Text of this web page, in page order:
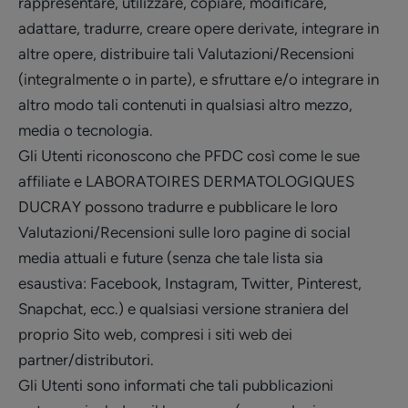
adattare, tradurre, creare opere derivate, integrare in
altre opere, distribuire tali Valutazioni/Recensioni
(integralmente o in parte), e sfruttare e/o integrare in
altro modo tali contenuti in qualsiasi altro mezzo,
media o tecnologia.
Gli Utenti riconoscono che PFDC così come le sue
affiliate e LABORATOIRES DERMATOLOGIQUES
DUCRAY possono tradurre e pubblicare le loro
Valutazioni/Recensioni sulle loro pagine di social
media attuali e future (senza che tale lista sia
esaustiva: Facebook, Instagram, Twitter, Pinterest,
Snapchat, ecc.) e qualsiasi versione straniera del
proprio Sito web, compresi i siti web dei
partner/distributori.
Gli Utenti sono informati che tali pubblicazioni